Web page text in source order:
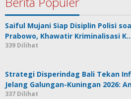
Hiburan,
Hukum,
Internasional,
Kesehatan ,
Kriminal,
Nasional,
Olahraga,
Opini,
Saiful Mujani Siap Disiplin Polisi
Prabowo, Khawatir Kriminalisasi
339 Dilihat
Strategi Disperindag Bali Tekan
Jelang Galungan-Kuningan 2026:
337 Dilihat